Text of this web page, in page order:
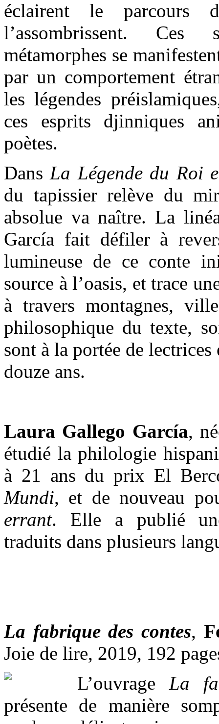
éclairent le
l’assombrissent. Ces
métamorphes se
par un comportement
les légendes
ces esprits djinniques
poètes.
DansLa Légende du Roi
du tapissier relève du
absolue va naître. La
García fait défiler à
lumineuse de ce conte
source à l’oasis, et trace
à travers montagnes,
philosophique du texte,
sont à la portée de
douze ans.
Laura Gallego García,
étudié la philologie
à 21 ans du prix El
Mundi, et de nouveau
errant. Elle a publié
traduits dans plusieurs
La fabrique des contes,
Joie de lire, 2019, 192
L’ouvrage La
présente de manière